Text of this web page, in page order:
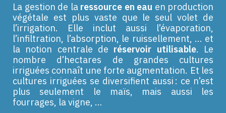
La gestion de la ressource en eau en production
végétale est plus vaste que le seul volet de
l’irrigation. Elle inclut aussi l’évaporation,
l’infiltration, l’absorption, le ruissellement, … et
la notion centrale de réservoir utilisable. Le
nombre d’hectares de
grandes cultures
irriguées connaît une forte augmentation. Et les
cultures irriguées se diversifient aussi : ce n’est
plus seulement le maïs, mais aussi les
fourrages, la vigne, …